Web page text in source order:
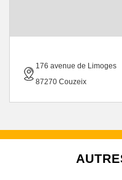
176 avenue de Limoges
87270 Couzeix